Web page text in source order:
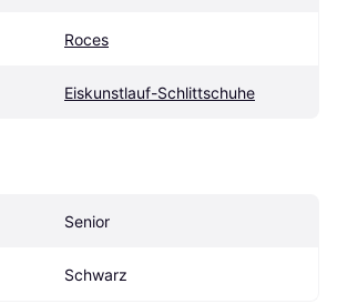
Roces
Eiskunstlauf-Schlittschuhe
Senior
Schwarz